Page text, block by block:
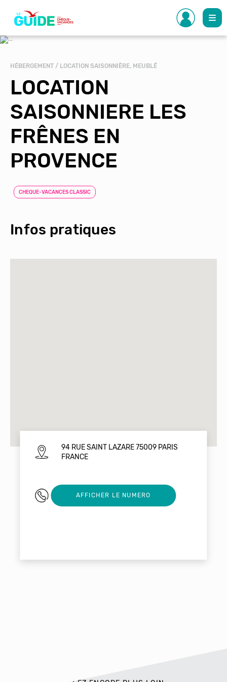
contenu
principal
HÉBERGEMENT / LOCATION SAISONNIÈRE, MEUBLÉ
LOCATION
SAISONNIERE LES
FRÊNES EN
PROVENCE
CHEQUE-VACANCES CLASSIC
Infos pratiques
94 RUE SAINT LAZARE 75009 PARIS
FRANCE
0787784109
AFFICHER LE NUMERO